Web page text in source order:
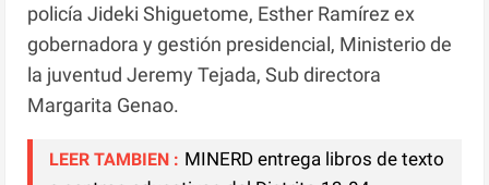
policía Jideki Shiguetome, Esther Ramírez ex
gobernadora y gestión presidencial, Ministerio de
la juventud Jeremy Tejada, Sub directora
Margarita Genao.
LEER TAMBIEN : MINERD entrega libros de texto